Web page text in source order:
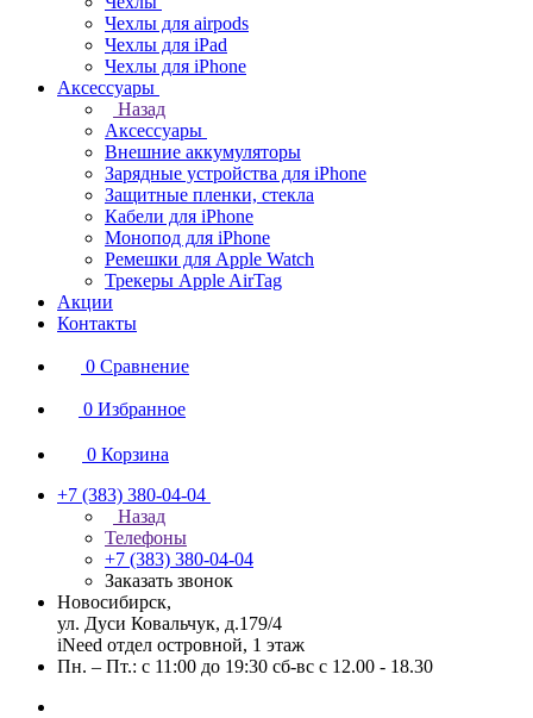
Чехлы для airpods
Чехлы для iPad
Чехлы для iPhone
Аксессуары
Назад
Аксессуары
Внешние аккумуляторы
Зарядные устройства для iPhone
Защитные пленки, стекла
Кабели для iPhone
Монопод для iPhone
Ремешки для Apple Watch
Трекеры Apple AirTag
Акции
Контакты
0 Сравнение
0 Избранное
0 Корзина
+7 (383) 380-04-04
Назад
Телефоны
+7 (383) 380-04-04
Заказать звонок
Новосибирск,
ул. Дуси Ковальчук, д.179/4
iNeed отдел островной, 1 этаж
Пн. – Пт.: с 11:00 до 19:30 сб-вс с 12.00 - 18.30